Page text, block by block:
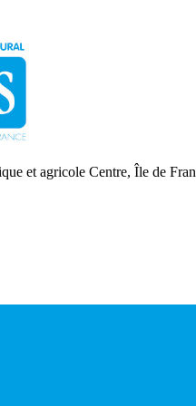
et agricole Centre, Île de